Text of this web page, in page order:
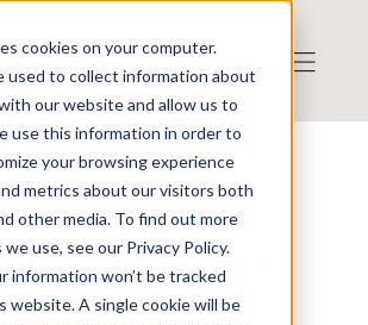
cookies on your computer.
used to collect information about
our website and allow us to
use this information in order to
your browsing experience
metrics about our visitors both
other media. To find out more
use, see our Privacy Policy.
information won’t be tracked
website. A single cookie will be
17 08:30:00
Group AB:
2 (1 april - 30 juni